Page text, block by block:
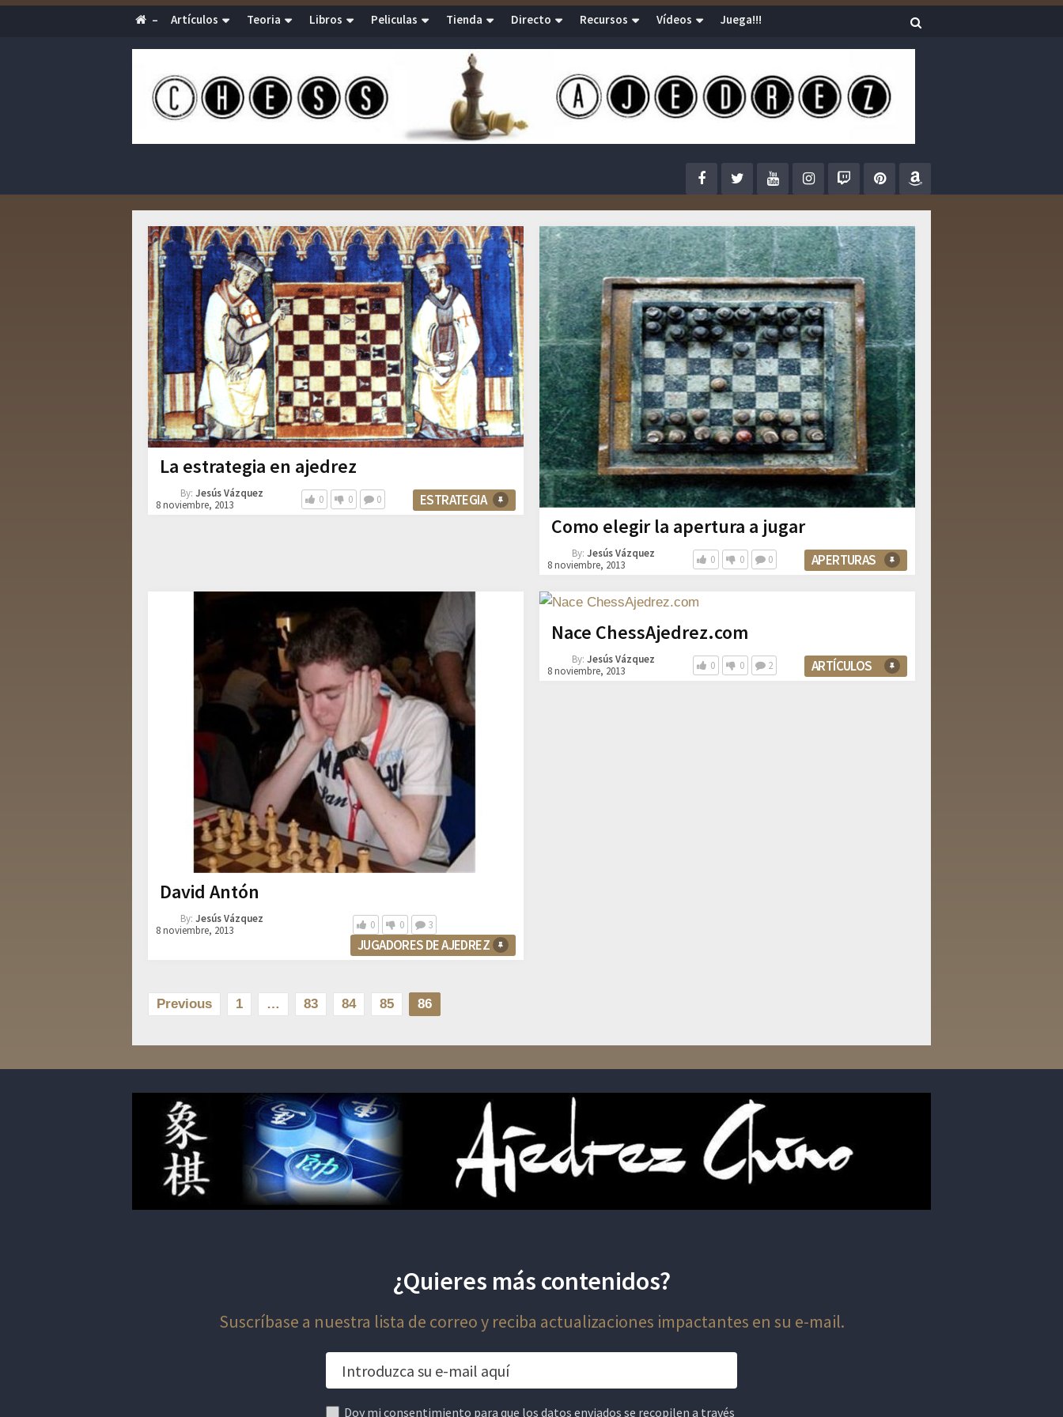
– Artículos Teoria Libros Peliculas Tienda Directo Recursos Vídeos Juega!!!
La estrategia en ajedrez
By: Jesús Vázquez
8 noviembre, 2013
0 0 0 ESTRATEGIA
Como elegir la apertura a jugar
By: Jesús Vázquez
8 noviembre, 2013
0 0 0 APERTURAS
David Antón
By: Jesús Vázquez
8 noviembre, 2013
0 0 3
JUGADORES DE AJEDREZ
Nace ChessAjedrez.com
By: Jesús Vázquez
8 noviembre, 2013
0 0 2 ARTÍCULOS
Paginación
entradas
Previous 1 … 83 84 85 86
¿Quieres más contenidos?
Suscríbase a nuestra lista de correo y reciba actualizaciones impactantes en su e-mail.
Doy mi consentimiento para que los datos enviados se recopilen a través